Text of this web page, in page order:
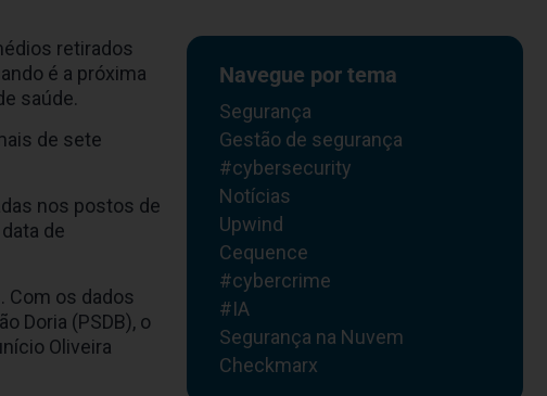
retirados
é a próxima
saúde.
de sete
nos postos de
de
Com os dados
Doria (PSDB), o
Oliveira
Navegue por tema
Segurança
Gestão de segurança
#cybersecurity
Notícias
Upwind
Cequence
#cybercrime
#IA
Segurança na Nuvem
Checkmarx